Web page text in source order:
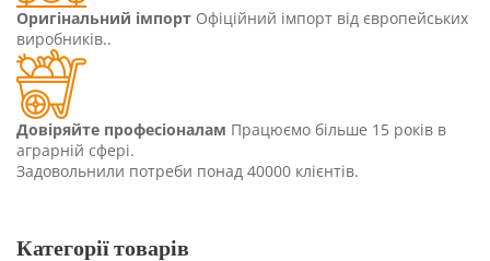
Оригінальний імпорт Офіційний імпорт від європейських
виробників..
Довіряйте професіоналам Працюємо більше 15 років в
аграрній сфері.
Задовольнили потреби понад 40000 клієнтів.
Категорії товарів